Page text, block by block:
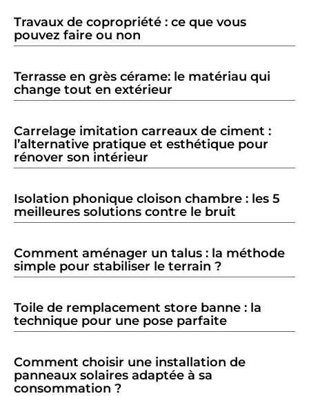
Travaux de copropriété : ce que vous
pouvez faire ou non
Terrasse en grès cérame: le matériau qui
change tout en extérieur
Carrelage imitation carreaux de ciment :
l’alternative pratique et esthétique pour
rénover son intérieur
Isolation phonique cloison chambre : les 5
meilleures solutions contre le bruit
Comment aménager un talus : la méthode
simple pour stabiliser le terrain ?
Toile de remplacement store banne : la
technique pour une pose parfaite
Comment choisir une installation de
panneaux solaires adaptée à sa
consommation ?